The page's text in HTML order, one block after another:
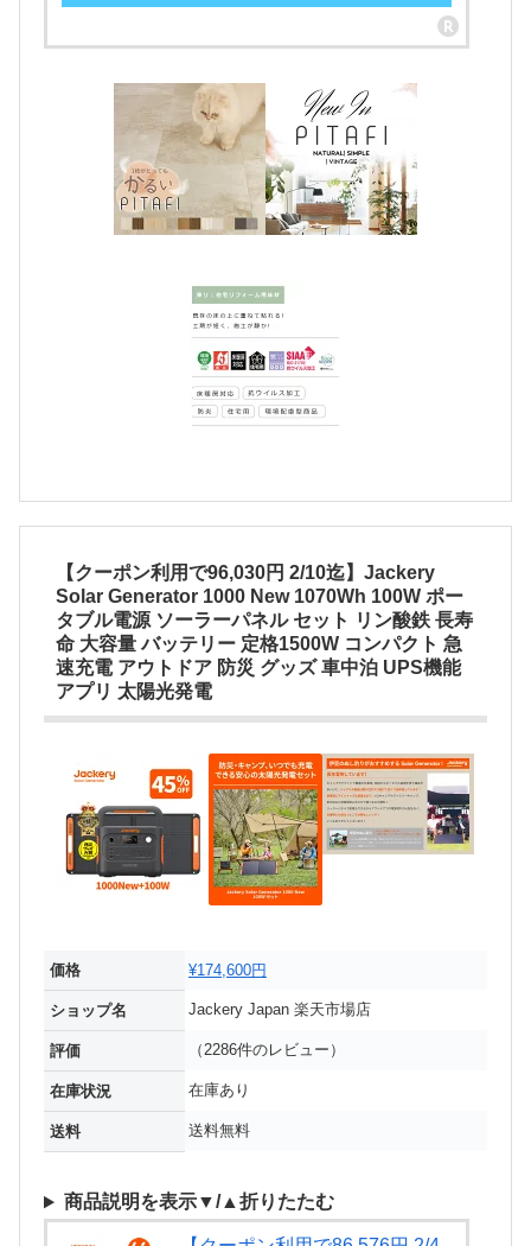
【クーポン利用で96,030円 2/10迄】Jackery
Solar Generator 1000 New 1070Wh 100W ポー
タブル電源 ソーラーパネル セット リン酸鉄 長寿
命 大容量 バッテリー 定格1500W コンパクト 急
速充電 アウトドア 防災 グッズ 車中泊 UPS機能
アプリ 太陽光発電
価格 ¥174,600円
ショップ名 Jackery Japan 楽天市場店
評価 （2286件のレビュー）
在庫状況 在庫あり
送料 送料無料
商品説明を表示▼/▲折りたたむ